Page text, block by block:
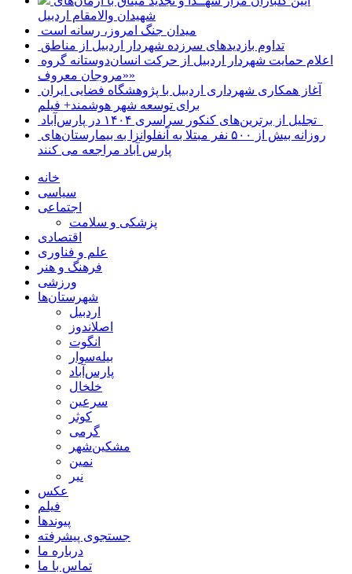
شهیدان والامقام اردبیل
میدان جنگ امروز، رسانه است
تداوم بازدیدهای سرزده شهردار اردبیل از مناطق
«مروجان معروف»
برای توسعه شهر هوشمند+ فیلم
پارس آباد مراجعه می کنند
خانه
سیاسی
اجتماعی
پزشکی و سلامت
اقتصادی
علم و فناوری
فرهنگ و هنر
ورزشی
شهرستان‌ها
اردبیل
اصلاندوز
انگوت
بیله‌سوار
پارس‌آباد
خلخال
سرعین
کوثر
گرمی
مشکین‌شهر
نمین
نیر
عکس
فیلم
پیوندها
جستجوی پیشرفته
درباره ما
تماس با ما